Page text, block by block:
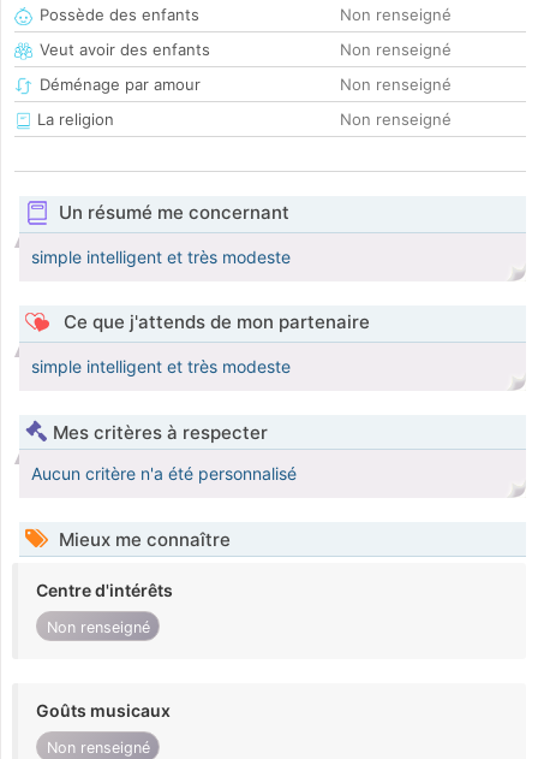
Possède des enfants
Non renseigné
Veut avoir des enfants
Non renseigné
Déménage par amour
Non renseigné
La religion
Non renseigné
Un résumé me concernant
simple intelligent et très modeste
Ce que j'attends de mon partenaire
simple intelligent et très modeste
Mes critères à respecter
Aucun critère n'a été personnalisé
Mieux me connaître
Centre d'intérêts
Non renseigné
Goûts musicaux
Non renseigné